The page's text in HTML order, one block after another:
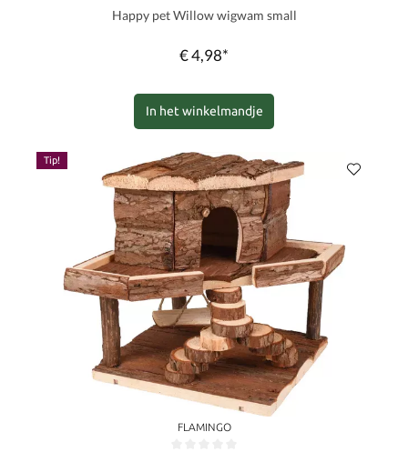
Happy pet Willow wigwam small
€ 4,98*
In het winkelmandje
Tip!
FLAMINGO